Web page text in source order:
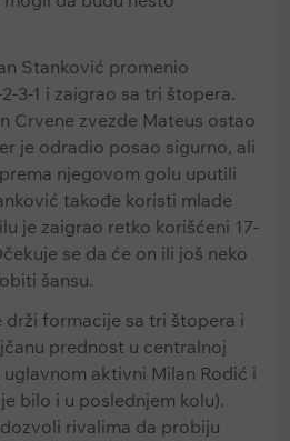
Stanković promenio
3-1 i zaigrao sa tri štopera.
Crvene zvezde Mateus ostao
je odradio posao sigurno, ali
njegovom golu uputili
takođe koristi mlade
je zaigrao retko korišćeni 17-
se da će on ili još neko
šansu.
drži formacije sa tri štopera i
prednost u centralnoj
aktivni Milan Rodić i
bilo i u poslednjem kolu).
rivalima da probiju